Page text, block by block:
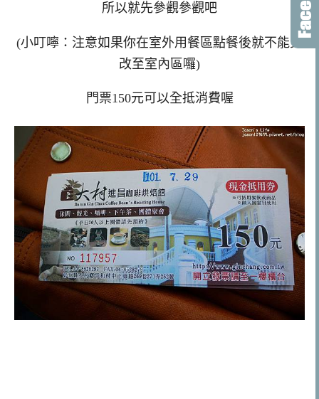
所以就先參觀參觀吧
(小叮嚀： 注意如果你在室外用餐區點餐後就不能更
改至室內區囉)
門票150元可以全抵消費喔